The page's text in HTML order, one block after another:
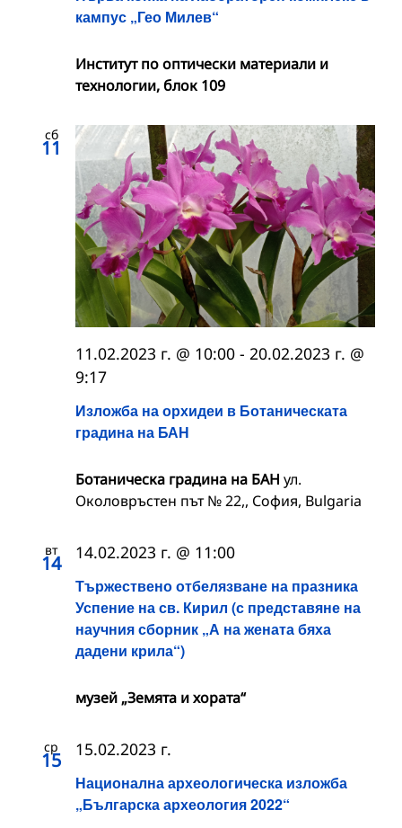
кампус „Гео Милев“
Институт по оптически материали и
технологии, блок 109
сб
11
Изложба на орхидеи в Ботаническата
градина на БАН
11.02.2023 г. @ 10:00 - 20.02.2023 г. @
9:17
Ботаническа градина на БАН ул.
Околовръстен път № 22,, София, Bulgaria
вт
14
Тържествено отбелязване на празника
Успение на св. Кирил (с представяне на
научния сборник „А на жената бяха
дадени крила“)
14.02.2023 г. @ 11:00
музей „Земята и хората“
ср
15
Национална археологическа изложба
„Българска археология 2022“
15.02.2023 г.